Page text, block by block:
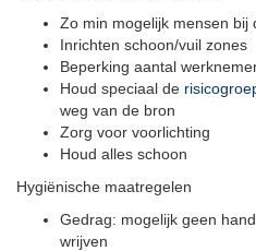
Zo min mogelijk mensen bij
Inrichten schoon/vuil zones
Beperking aantal
Houd speciaal de
weg van de bron
Zorg voor voorlichting
Houd alles schoon
Hygiënische maatregelen
Gedrag: mogelijk geen
wrijven